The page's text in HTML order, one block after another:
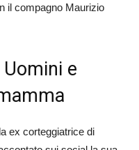
il compagno Maurizio
e
ex corteggiatrice di